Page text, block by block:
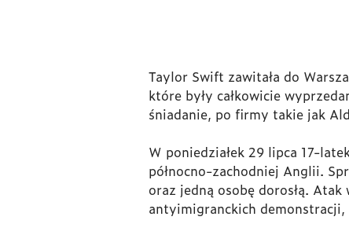
Taylor Swift zawitała do
które były całkowicie
śniadanie, po firmy takie jak
W poniedziałek 29 lipca 17-
północno-zachodniej Anglii.
oraz jedną osobę dorosłą.
antyimigranckich